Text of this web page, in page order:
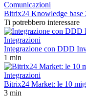
Comunicazioni
Bitrix24 Knowledge base
Ti potrebbero interessare
Integrazioni
Integrazione con DDD
1 min
Integrazioni
Bitrix24 Market: le 10
3 min